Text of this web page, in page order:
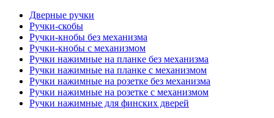
Дверные ручки
Ручки-скобы
Ручки-кнобы без механизма
Ручки-кнобы с механизмом
Ручки нажимные на планке без механизма
Ручки нажимные на планке с механизмом
Ручки нажимные на розетке без механизма
Ручки нажимные на розетке с механизмом
Ручки нажимные для финских дверей